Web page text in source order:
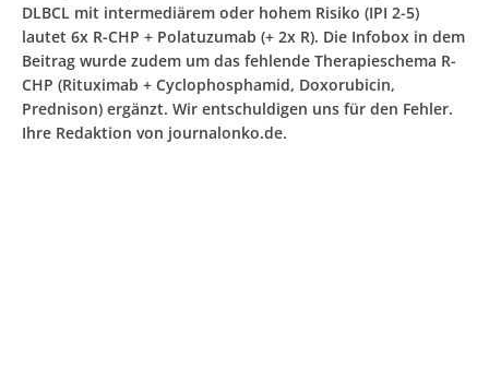
DLBCL mit intermediärem oder hohem Risiko (IPI 2-5)
lautet 6x R-CHP + Polatuzumab (+ 2x R). Die Infobox in dem
Beitrag wurde zudem um das fehlende Therapieschema R-
CHP (Rituximab + Cyclophosphamid, Doxorubicin,
Prednison) ergänzt. Wir entschuldigen uns für den Fehler.
Ihre Redaktion von journalonko.de.